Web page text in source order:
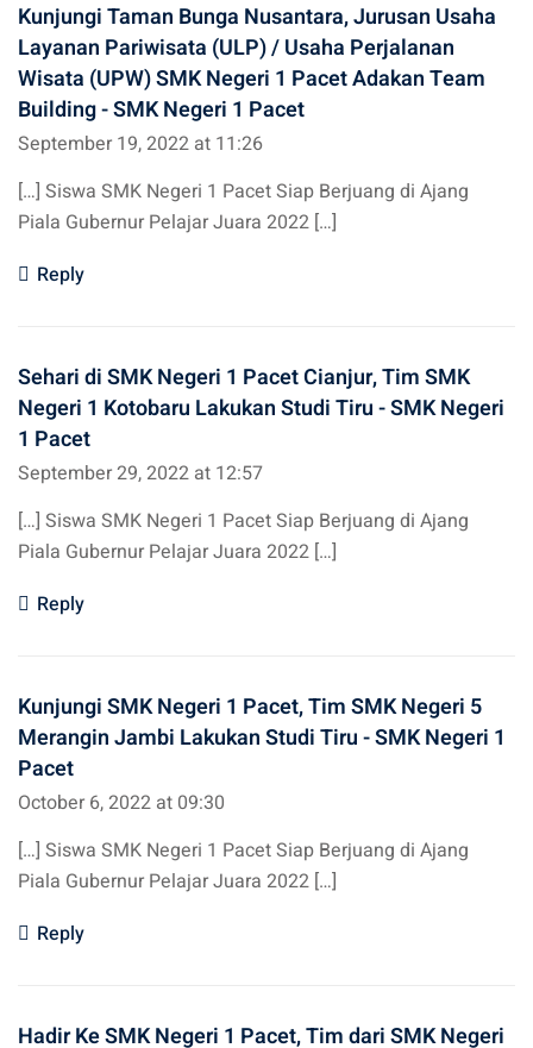
Kunjungi Taman Bunga Nusantara, Jurusan Usaha
Layanan Pariwisata (ULP) / Usaha Perjalanan
Wisata (UPW) SMK Negeri 1 Pacet Adakan Team
Building - SMK Negeri 1 Pacet
September 19, 2022 at 11:26
[…] Siswa SMK Negeri 1 Pacet Siap Berjuang di Ajang
Piala Gubernur Pelajar Juara 2022 […]
Reply
Sehari di SMK Negeri 1 Pacet Cianjur, Tim SMK
Negeri 1 Kotobaru Lakukan Studi Tiru - SMK Negeri
1 Pacet
September 29, 2022 at 12:57
[…] Siswa SMK Negeri 1 Pacet Siap Berjuang di Ajang
Piala Gubernur Pelajar Juara 2022 […]
Reply
Kunjungi SMK Negeri 1 Pacet, Tim SMK Negeri 5
Merangin Jambi Lakukan Studi Tiru - SMK Negeri 1
Pacet
October 6, 2022 at 09:30
[…] Siswa SMK Negeri 1 Pacet Siap Berjuang di Ajang
Piala Gubernur Pelajar Juara 2022 […]
Reply
Hadir Ke SMK Negeri 1 Pacet, Tim dari SMK Negeri